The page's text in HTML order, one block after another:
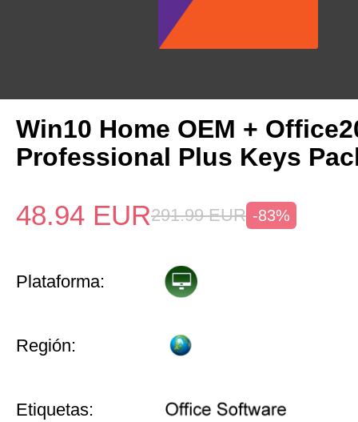
Win10 Home OEM +
Professional Plus Keys
48.94 EUR291.99 EUR -83%
Plataforma:
Región:
Etiquetas: